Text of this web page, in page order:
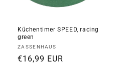
Küchentimer SPEED, racing
green
Anbieter:
ZASSENHAUS
Normaler
€16,99 EUR